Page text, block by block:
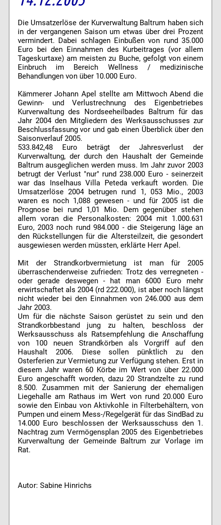
Die Umsatzerlöse der Kurverwaltung Baltrum haben sich
in der vergangenen Saison um etwas über drei Prozent
vermindert. Dabei schlagen Einbußen von rund 35.000
Euro bei den Einnahmen des Kurbeitrages (vor allem
Tageskurtaxe) am meisten zu Buche, gefolgt von einem
Einbruch im Bereich Wellness / medizinische
Behandlungen von über 10.000 Euro.
Kämmerer Johann Apel stellte am Mittwoch Abend die
Gewinn- und Verlustrechnung des Eigenbetriebes
Kurverwaltung des Nordseeheilbades Baltrum für das
Jahr 2004 den Mitgliedern des Werksausschusses zur
Beschlussfassung vor und gab einen Überblick über den
Saisonverlauf 2005.
533.842,48 Euro beträgt der Jahresverlust der
Kurverwaltung, der durch den Haushalt der Gemeinde
Baltrum ausgeglichen werden muss. Im Jahr zuvor 2003
betrugt der Verlust "nur" rund 238.000 Euro - seinerzeit
war das Inselhaus Villa Peteda verkauft worden. Die
Umsatzerlöse 2004 betrugen rund 1, 053 Mio., 2003
waren es noch 1,088 gewesen - und für 2005 ist die
Prognose bei rund 1,01 Mio. Dem gegenüber stehen
allem voran die Personalkosten: 2004 mit 1.000.631
Euro, 2003 noch rund 984.000 - die Steigerung läge an
den Rückstellungen für die Altersteilzeit, die gesondert
ausgewiesen werden müssten, erklärte Herr Apel.
Mit der Strandkorbvermietung ist man für 2005
überraschenderweise zufrieden: Trotz des verregneten -
oder gerade deswegen - hat man 6000 Euro mehr
erwirtschaftet als 2004 (rd 222.000), ist aber noch längst
nicht wieder bei den Einnahmen von 246.000 aus dem
Jahr 2003.
Um für die nächste Saison gerüstet zu sein und den
Strandkorbbestand jung zu halten, beschloss der
Werksausschuss als Ratsempfehlung die Anschaffung
von 100 neuen Strandkörben als Vorgriff auf den
Haushalt 2006. Diese sollen pünktlich zu den
Osterferien zur Vermietung zur Verfügung stehen. Erst in
diesem Jahr waren 60 Körbe im Wert von über 22.000
Euro angeschafft worden, dazu 20 Strandzelte zu rund
8.500. Zusammen mit der Sanierung der ehemaligen
Liegehalle am Rathaus im Wert von rund 20.000 Euro
sowie den Einbau von Aktivkohle in Filterbehältern, von
Pumpen und einem Mess-/Regelgerät für das SindBad zu
14.000 Euro beschlossen der Werksausschuss den 1.
Nachtrag zum Vermögensplan 2005 des Eigenbetriebes
Kurverwaltung der Gemeinde Baltrum zur Vorlage im
Rat.
Autor: Sabine Hinrichs